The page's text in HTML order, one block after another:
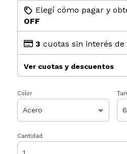
Elegí cómo pagar y
OFF
3 cuotas sin interés de
Ver cuotas y descuentos
Color
Cantidad